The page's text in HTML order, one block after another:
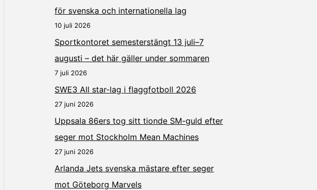
för svenska och internationella lag
10 juli 2026
Sportkontoret semesterstängt 13 juli–7
augusti – det här gäller under sommaren
7 juli 2026
SWE3 All star-lag i flaggfotboll 2026
27 juni 2026
Uppsala 86ers tog sitt tionde SM-guld efter
seger mot Stockholm Mean Machines
27 juni 2026
Arlanda Jets svenska mästare efter seger
mot Göteborg Marvels